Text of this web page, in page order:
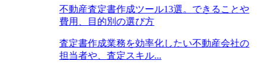
不動産査定書作成ツール13選。できることや
費用、目的別の選び方
査定書作成業務を効率化したい不動産会社の
担当者や、査定スキル...